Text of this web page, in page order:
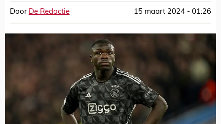
Door De Redactie 15 maart 2024 - 01:26